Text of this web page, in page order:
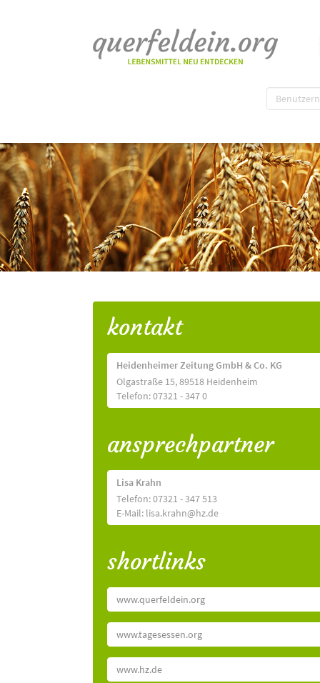
kontakt
Heidenheimer Zeitung GmbH & Co. KG
Olgastraße 15, 89518 Heidenheim
Telefon: 07321 - 347 0
ansprechpartner
Lisa Krahn
Telefon: 07321 - 347 513
E-Mail: lisa.krahn@hz.de
shortlinks
www.querfeldein.org
www.tagesessen.org
www.hz.de